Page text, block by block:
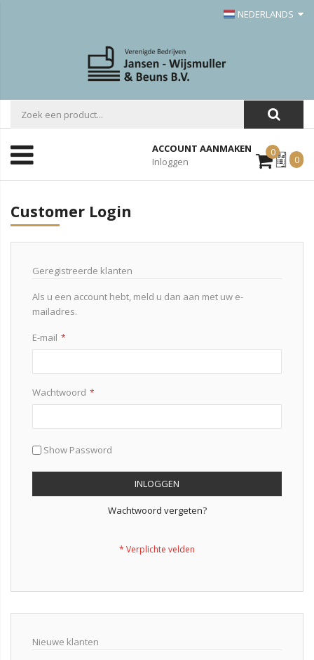
NEDERLANDS
ACCOUNT AANMAKEN
Inloggen
0Mijn
Offerte
0
Customer Login
Geregistreerde klanten
Als u een account hebt, meld u dan aan met uw e-
mailadres.
E-mail
Wachtwoord
Show Password
INLOGGEN
Wachtwoord vergeten?
Nieuwe klanten